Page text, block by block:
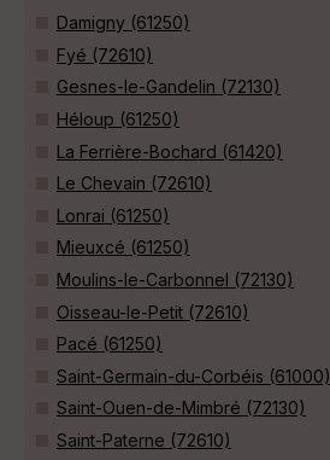
Damigny (61250)
Fyé (72610)
Gesnes-le-Gandelin (72130)
Héloup (61250)
La Ferrière-Bochard (61420)
Le Chevain (72610)
Lonrai (61250)
Mieuxcé (61250)
Moulins-le-Carbonnel (72130)
Oisseau-le-Petit (72610)
Pacé (61250)
Saint-Germain-du-Corbéis (61000)
Saint-Ouen-de-Mimbré (72130)
Saint-Paterne (72610)